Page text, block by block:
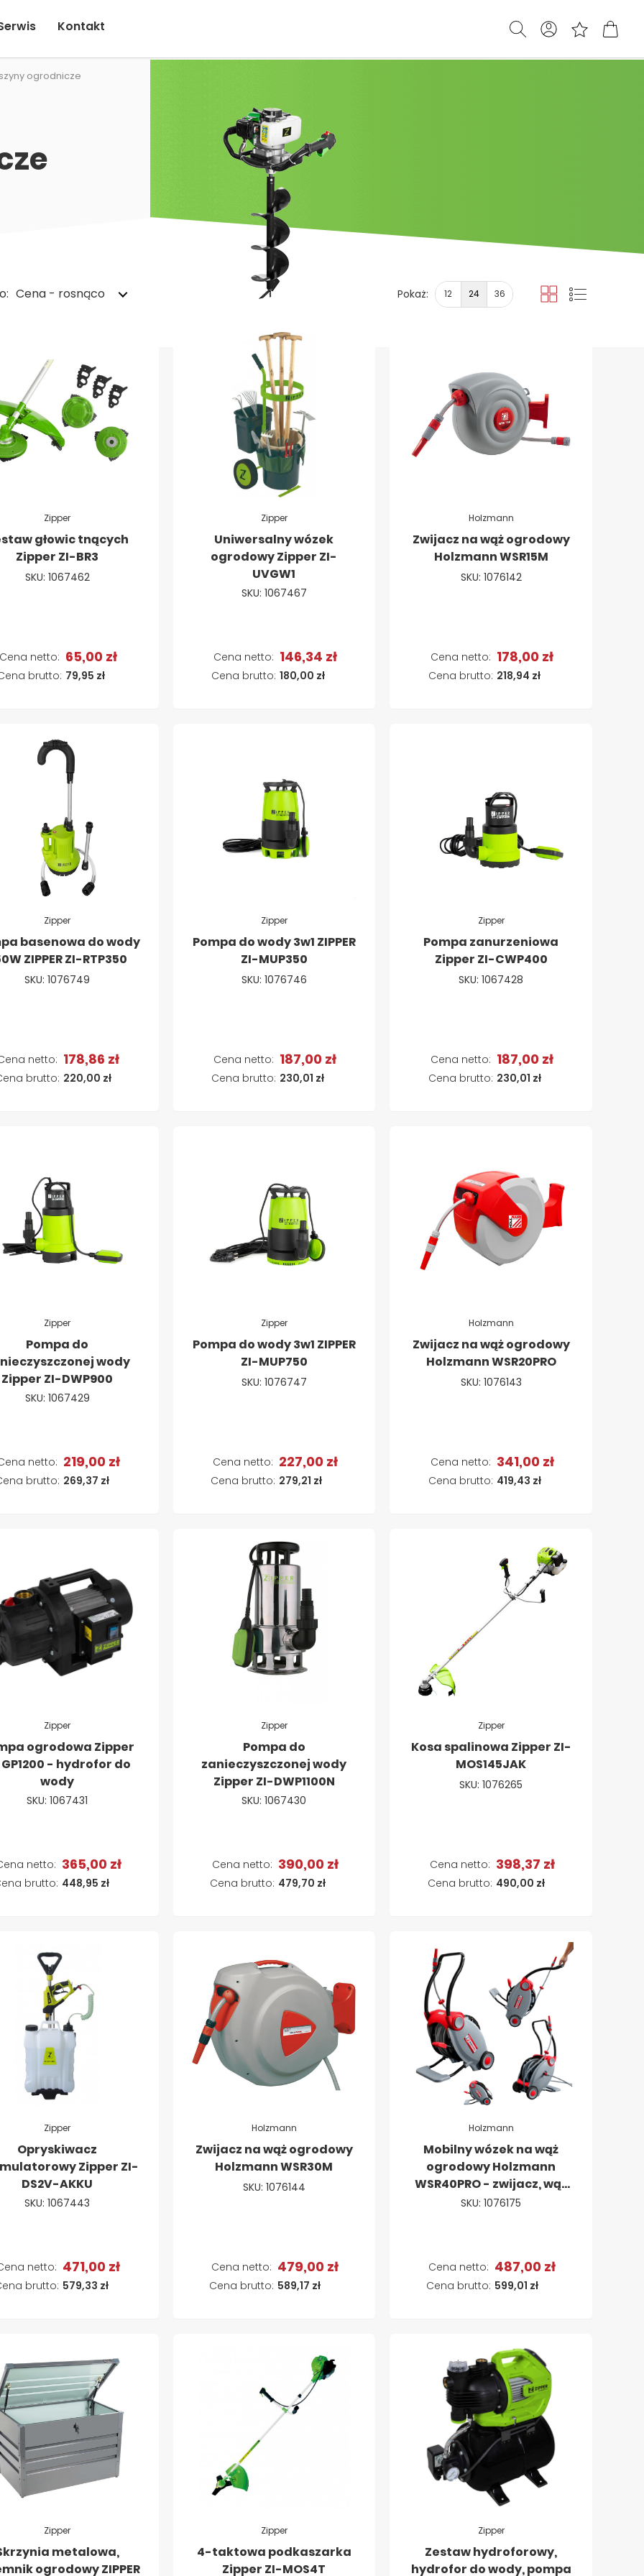
Kontakt
ogrodnicze
Cena - rosnąco Pokaż: 12 24 36 SiatkaLista
Zipper
głowic tnących
Zipper ZI-BR3
SKU: 1067462
79,95 zł
65,00 zł
Dodaj do koszyka
Zipper
Uniwersalny wózek
ogrodowy Zipper ZI-
UVGW1
SKU: 1067467
180,00 zł
146,34 zł
Dodaj do koszyka
Holzmann
Zwijacz na wąż ogrodowy
Holzmann WSR15M
SKU: 1076142
218,94 zł
178,00 zł
Dodaj do koszyka
Zipper
basenowa do wody
ZIPPER ZI-RTP350
SKU: 1076749
220,00 zł
178,86 zł
Dodaj do koszyka
Zipper
Pompa do wody 3w1 ZIPPER
ZI-MUP350
SKU: 1076746
230,01 zł
187,00 zł
Dodaj do koszyka
Zipper
Pompa zanurzeniowa
Zipper ZI-CWP400
SKU: 1067428
230,01 zł
187,00 zł
Dodaj do koszyka
Zipper
Pompa do
wody
Zipper ZI-DWP900
SKU: 1067429
269,37 zł
219,00 zł
Zipper
Pompa do wody 3w1 ZIPPER
ZI-MUP750
SKU: 1076747
279,21 zł
227,00 zł
Dodaj do koszyka
Holzmann
Zwijacz na wąż ogrodowy
Holzmann WSR20PRO
SKU: 1076143
419,43 zł
341,00 zł
Dodaj do koszyka
Zipper
ogrodowa Zipper
- hydrofor do
wody
SKU: 1067431
448,95 zł
365,00 zł
Dodaj do koszyka
Zipper
Pompa do
zanieczyszczonej wody
Zipper ZI-DWP1100N
SKU: 1067430
479,70 zł
390,00 zł
Dodaj do koszyka
Zipper
Kosa spalinowa Zipper ZI-
MOS145JAK
SKU: 1076265
490,00 zł
398,37 zł
Dodaj do koszyka
Zipper
Opryskiwacz
Zipper ZI-
DS2V-AKKU
SKU: 1067443
579,33 zł
471,00 zł
Dodaj do koszyka
Holzmann
Zwijacz na wąż ogrodowy
Holzmann WSR30M
SKU: 1076144
589,17 zł
479,00 zł
Dodaj do koszyka
Holzmann
Mobilny wózek na wąż
ogrodowy Holzmann
WSR40PRO - zwijacz, wąż
40m(+2m)
SKU: 1076175
599,01 zł
487,00 zł
Dodaj do koszyka
Zipper
metalowa,
ogrodowy ZIPPER
Zipper
4-taktowa podkaszarka
Zipper ZI-MOS4T
Zipper
Zestaw hydroforowy,
hydrofor do wody, pompa